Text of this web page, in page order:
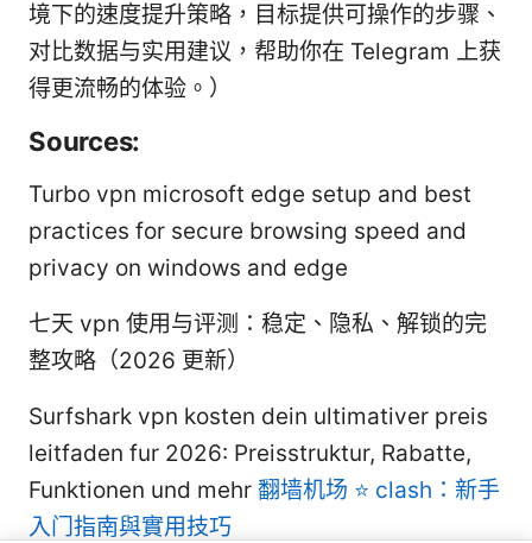
境下的速度提升策略，目标提供可操作的步骤、
对比数据与实用建议，帮助你在 Telegram 上获
得更流畅的体验。）
Sources:
Turbo vpn microsoft edge setup and best
practices for secure browsing speed and
privacy on windows and edge
七天 vpn 使用与评测：稳定、隐私、解锁的完
整攻略（2026 更新）
Surfshark vpn kosten dein ultimativer preis
leitfaden fur 2026: Preisstruktur, Rabatte,
Funktionen und mehr 翻墙机场 ⭐ clash：新手
入门指南與實用技巧